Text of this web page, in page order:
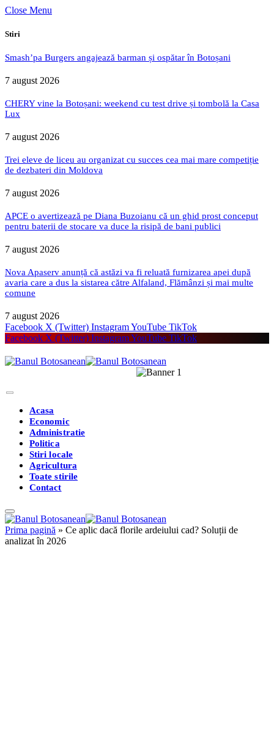
Close Menu
Stiri
Smash’pa Burgers angajează barman și ospătar în Botoșani
7 august 2026
CHERY vine la Botoșani: weekend cu test drive și tombolă la Casa
Lux
7 august 2026
Trei eleve de liceu au organizat cu succes cea mai mare competiție
de dezbateri din Moldova
7 august 2026
APCE o avertizează pe Diana Buzoianu că un ghid prost conceput
pentru baterii de stocare va duce la risipă de bani publici
7 august 2026
Nova Apaserv anunță că astăzi va fi reluată furnizarea apei după
avaria care a dus la sistarea către Alfaland, Flămânzi și mai multe
comune
7 august 2026
Facebook X (Twitter) InstagramYouTube TikTok
Facebook X (Twitter) InstagramYouTube TikTok
Acasa
Economic
Administratie
Politica
Stiri locale
Agricultura
Toate stirile
Contact
Prima pagină » Ce aplic dacă florile ardeiului cad? Soluții de
analizat în 2026